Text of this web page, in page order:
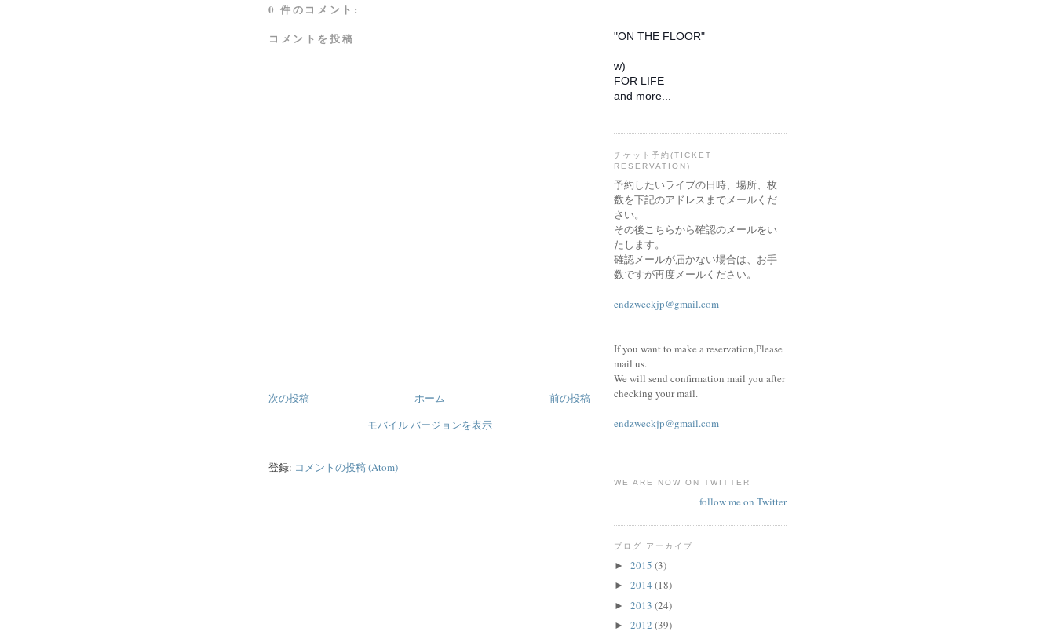
0 件のコメント:
コメントを投稿
次の投稿 前の投稿
ホーム
モバイル バージョンを表示
登録: コメントの投稿 (Atom)
"ON THE FLOOR"
w)
FOR LIFE
and more...
チケット予約(TICKET
RESERVATION)
予約したいライブの日時、場所、枚
数を下記のアドレスまでメールくだ
さい。
その後こちらから確認のメールをい
たします。
確認メールが届かない場合は、お手
数ですが再度メールください。
endzweckjp@gmail.com
If you want to make a reservation,Please
mail us.
We will send confirmation mail you after
checking your mail.
endzweckjp@gmail.com
WE ARE NOW ON TWITTER
follow me on Twitter
ブログ アーカイブ
► 2015 (3)
► 2014 (18)
► 2013 (24)
► 2012 (39)